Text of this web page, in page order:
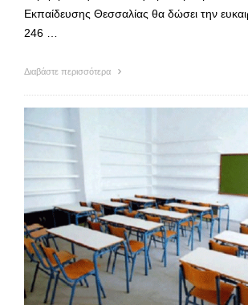
Εκπαίδευσης Θεσσαλίας θα δώσει την
246 …
Διαβάστε περισσότερα